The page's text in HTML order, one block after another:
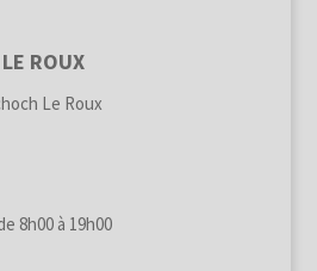
ROUX
Le Roux
8h00 à 19h00